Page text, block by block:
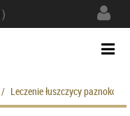
)
/ Leczenie łuszczycy paznokci